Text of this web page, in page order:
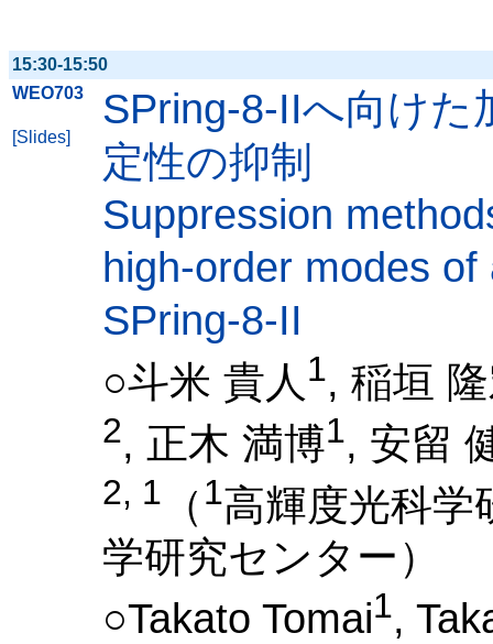
15:30-15:50
WEO703
[Slides]
SPring-8-IIへ向けた
定性の抑制
Suppression
high-order modes
SPring-8-II
○斗米 貴人 1, 稲垣
2, 正木 満博1, 安留
2, 1 （ 1高輝度光科
学研究センター）
○Takato Tomai1,